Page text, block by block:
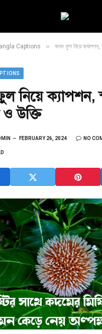
Captions » কদম ফুল নিয়ে ক্যাপশন,
নিয়ে ক্যাপশন,
উক্তি
FEBRUARY 26, 2024 NO